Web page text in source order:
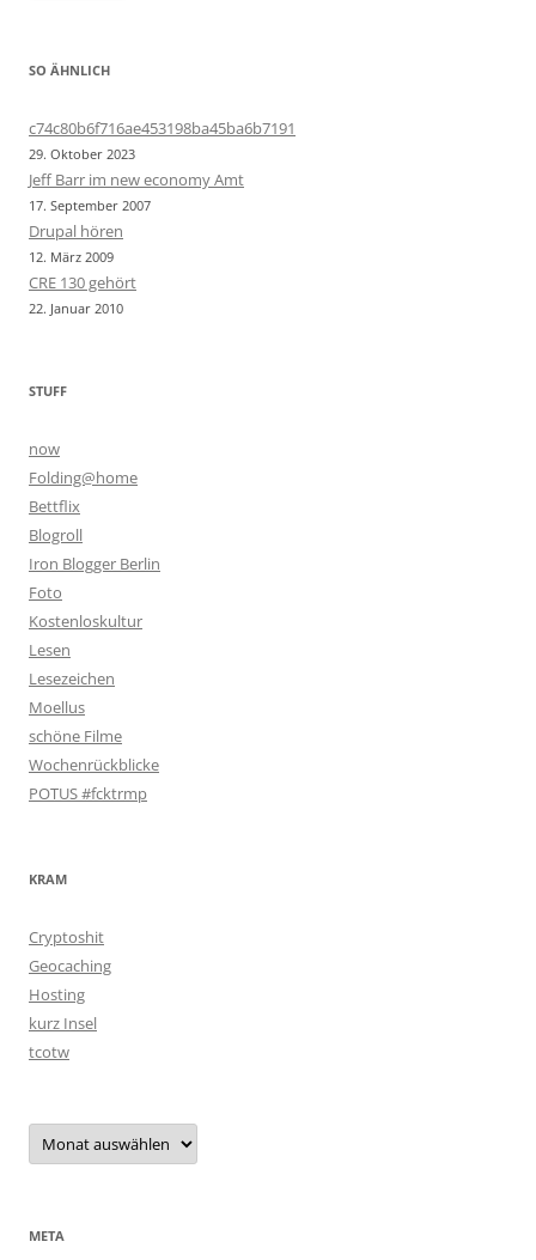
SO ÄHNLICH
c74c80b6f716ae453198ba45ba6b7191
29. Oktober 2023
Jeff Barr im new economy Amt
17. September 2007
Drupal hören
12. März 2009
CRE 130 gehört
22. Januar 2010
STUFF
now
Folding@home
Bettflix
Blogroll
Iron Blogger Berlin
Foto
Kostenloskultur
Lesen
Lesezeichen
Moellus
schöne Filme
Wochenrückblicke
POTUS #fcktrmp
KRAM
Cryptoshit
Geocaching
Hosting
kurz Insel
tcotw
Archiv
META